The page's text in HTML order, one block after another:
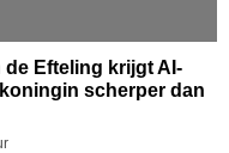
Efteling krijgt AI-
scherper dan